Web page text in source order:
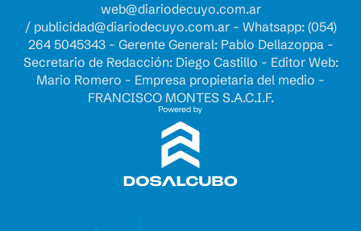
web@diariodecuyo.com.ar
/ publicidad@diariodecuyo.com.ar- Whatsapp: (054)
264 5045343 - Gerente General: Pablo Dellazoppa -
Secretario de Redacción: Diego Castillo - Editor Web:
Mario Romero - Empresa propietaria del medio -
FRANCISCO MONTES S.A.C.I.F.